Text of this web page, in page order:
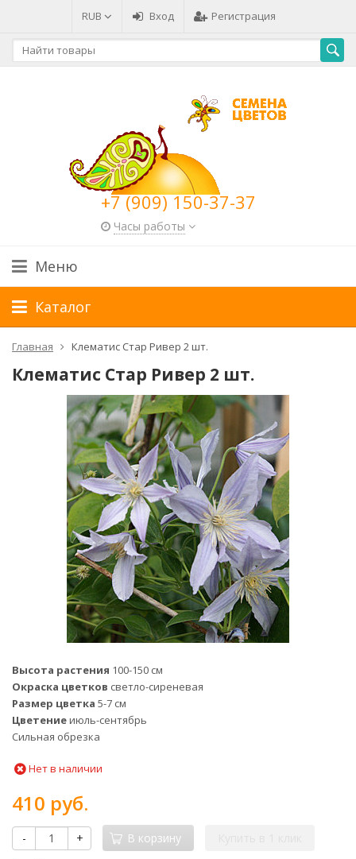
RUB Вход Регистрация
+7 (909) 150-37-37
Часы работы
Меню
Каталог
Главная Клематис Стар Ривер 2 шт.
Клематис Стар Ривер 2 шт.
Высота растения 100-150 см
Окраска цветков светло-сиреневая
Размер цветка 5-7 см
Цветениеиюль-сентябрь
Сильная обрезка
Нет в наличии
410 руб.
- + В корзину